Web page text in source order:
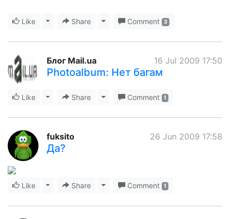
Like Toggle Dropdown
Share Toggle Dropdown
Comment 3
16 Jul 2009 17:50
Блог Mail.ua
Photoalbum: Нет багам
Like Toggle Dropdown
Share Toggle Dropdown
Comment 1
26 Jun 2009 17:58
fuksito
Да?
Like Toggle Dropdown
Share Toggle Dropdown
Comment 1